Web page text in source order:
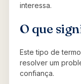
interessa.
O que
Este tipo de
resolver um
confiança.